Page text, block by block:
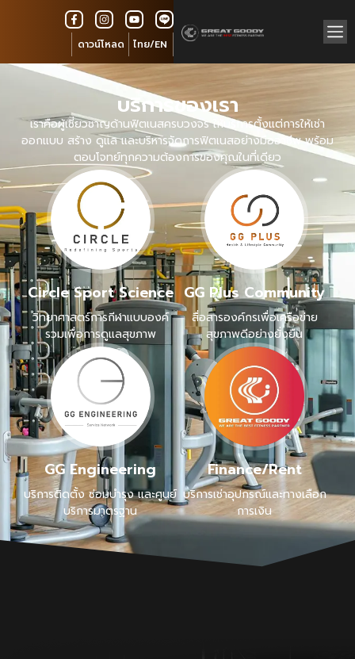
ดาวน์โหลด ไทย/EN
บริการของเรา
เราคือผู้เชี่ยวชาญด้านฟิตเนสครบวงจร ให้บริการตั้งแต่การให้เช่า
ออกแบบ สร้าง ดูแล และบริหารจัดการฟิตเนสอย่างมืออาชีพ พร้อม
ตอบโจทย์ทุกความต้องการของคุณในที่เดียว
Circle Sport Science
วิทยาศาสตร์การกีฬาแบบองค์
รวมเพื่อการดูแลสุขภาพ
GG Plus Community
สื่อสารองค์กรเพื่อเครือข่าย
สุขภาพดีอย่างยั่งยืน
GG Engineering
บริการติดตั้ง ซ่อมบำรุง และศูนย์
บริการมาตรฐาน
Finance/Rent
บริการเช่าอุปกรณ์และทางเลือก
การเงิน